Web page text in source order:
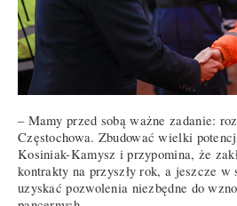
– Mamy przed sobą ważne zadanie:
Częstochowa. Zbudować wielki
Kosiniak-Kamysz i przypomina, że
kontrakty na przyszły rok, a jeszcze w
uzyskać pozwolenia niezbędne do